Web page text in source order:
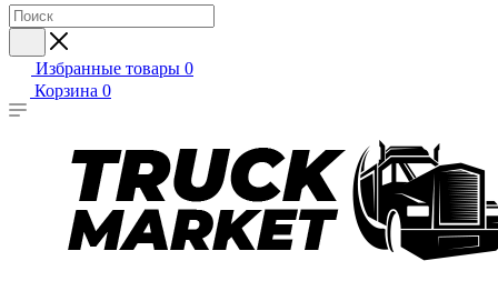
Избранные товары 0
Корзина 0